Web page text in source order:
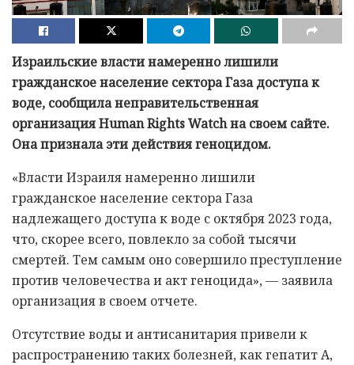
Израильские власти намеренно лишили
гражданское население сектора Газа доступа к
воде, сообщила неправительственная
организация Human Rights Watch на своем сайте.
Она признала эти действия геноцидом.
«Власти Израиля намеренно лишили
гражданское население сектора Газа
надлежащего доступа к воде с октября 2023 года,
что, скорее всего, повлекло за собой тысячи
смертей. Тем самым оно совершило преступление
против человечества и акт геноцида», — заявила
организация в своем отчете.
Отсутствие воды и антисанитария привели к
распространению таких болезней, как гепатит А,